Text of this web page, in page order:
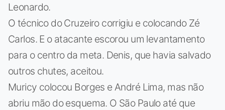
Leonardo.
O técnico do Cruzeiro corrigiu e colocando Zé
Carlos. E o atacante escorou um levantamento
para o centro da meta. Denis, que havia salvado
outros chutes, aceitou.
Muricy colocou Borges e André Lima, mas não
abriu mão do esquema. O São Paulo até que